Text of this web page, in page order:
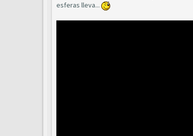
esferas lleva...